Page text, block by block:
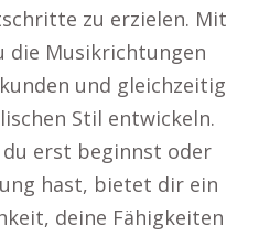
zu erzielen. Mit
die Musikrichtungen
und gleichzeitig
Stil entwickeln.
erst beginnst oder
hast, bietet dir ein
deine Fähigkeiten